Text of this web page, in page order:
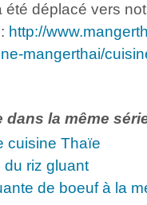
été déplacé vers
http://
mangerthai/
dans la même
cuisine Thaïe
du riz gluant
de boeuf à la